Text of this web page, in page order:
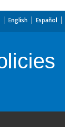
English Español